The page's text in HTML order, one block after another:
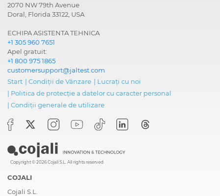
2070 NW 79th Avenue
Doral, Florida 33122, USA
ECHIPA ASISTENTA TEHNICA
+1 305 960 7651
Apel gratuit:
+1 800 975 1865
customersupport@jaltest.com
Start | Condiții de Vânzare | Lucrați cu noi
| Politica de protecție a datelor cu caracter personal
| Condiții generale de utilizare
Copyright © 2026 Cojali S.L. All rights reserved
COJALI
Cojali S.L.